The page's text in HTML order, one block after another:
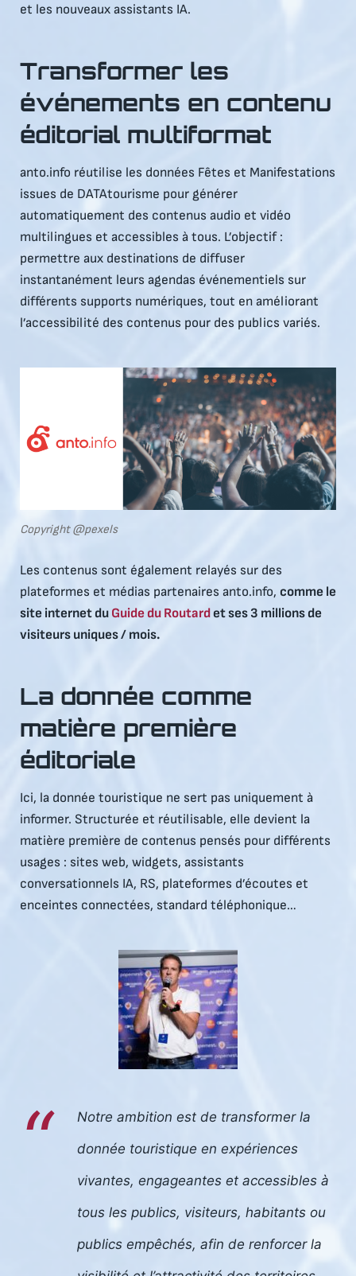
et les nouveaux assistants IA.
Transformer les
événements en contenu
éditorial multiformat
anto.info réutilise les données Fêtes et Manifestations
issues de DATAtourisme pour générer
automatiquement des contenus audio et vidéo
multilingues et accessibles à tous. L’objectif :
permettre aux destinations de diffuser
instantanément leurs agendas événementiels sur
différents supports numériques, tout en améliorant
l’accessibilité des contenus pour des publics variés.
Copyright@pexels
Les contenus sont également relayés sur des
plateformes et médias partenaires anto.info, comme le
site internet du Guide du Routardet ses 3 millions de
visiteurs uniques / mois.
La donnée comme
matière première
éditoriale
Ici, la donnée touristique ne sert pas uniquement à
informer. Structurée et réutilisable, elle devient la
matière première de contenus pensés pour différents
usages : sites web, widgets, assistants
conversationnels IA, RS, plateformes d’écoutes et
enceintes connectées, standard téléphonique…
Notre ambition est de transformer la
donnée touristique en expériences
vivantes, engageantes et accessibles à
tous les publics, visiteurs, habitants ou
publics empêchés, afin de renforcer la